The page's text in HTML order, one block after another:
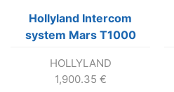
Hollyland Intercom
system Mars T1000
kufra.
HOLLYLAND
1,900.35 €